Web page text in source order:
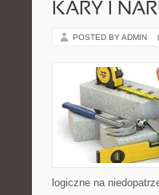
KARY I
POSTED BY ADMIN
logiczne na